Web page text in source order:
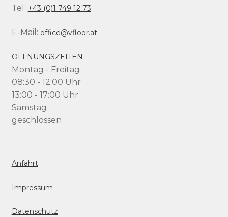
Tel: +43 (0)1 749 12 73
E-Mail: office@vfloor.at
ÖFFNUNGSZEITEN
Montag - Freitag
08:30 - 12:00 Uhr
13:00 - 17:00 Uhr
Samstag
geschlossen
Anfahrt
Impressum
Datenschutz